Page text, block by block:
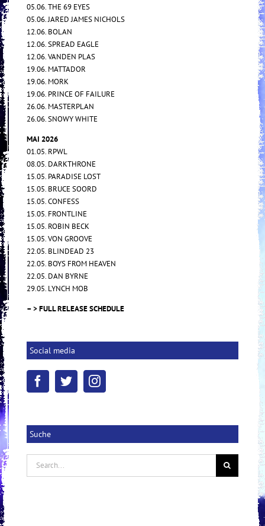
05.06. THE 69 EYES
05.06. JARED JAMES NICHOLS
12.06. BOLAN
12.06. SPREAD EAGLE
12.06. VANDEN PLAS
19.06. MATTADOR
19.06. MORK
19.06. PRINCE OF FAILURE
26.06. MASTERPLAN
26.06. SNOWY WHITE
MAI 2026
01.05. RPWL
08.05. DARKTHRONE
15.05. PARADISE LOST
15.05. BRUCE SOORD
15.05. CONFESS
15.05. FRONTLINE
15.05. ROBIN BECK
15.05. VON GROOVE
22.05. BLINDEAD 23
22.05. BOYS FROM HEAVEN
22.05. DAN BYRNE
29.05. LYNCH MOB
– > FULL RELEASE SCHEDULE
Social media
Suche